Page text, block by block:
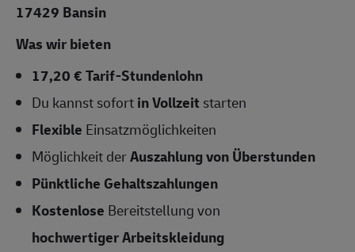
17429 Bansin
Was wir bieten
17,20 € Tarif-Stundenlohn
Du kannst sofortin Vollzeit starten
Flexible Einsatzmöglichkeiten
Möglichkeit derAuszahlung von Überstunden
Pünktliche Gehaltszahlungen
Kostenlose Bereitstellung von
hochwertiger Arbeitskleidung